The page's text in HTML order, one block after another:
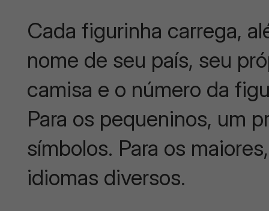
Cada figurinha carrega,
nome de seu país, seu
camisa e o número da
Para os pequeninos, um
símbolos. Para os
idiomas diversos.